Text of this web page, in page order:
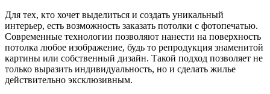
Для тех, кто хочет выделиться и создать уникальный
интерьер, есть возможность заказать потолки с фотопечатью.
Современные технологии позволяют нанести на поверхность
потолка любое изображение, будь то репродукция знаменитой
картины или собственный дизайн. Такой подход позволяет не
только выразить индивидуальность, но и сделать жилье
действительно эксклюзивным.